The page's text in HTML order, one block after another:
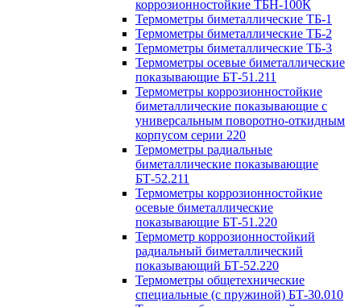
коррозионностойкие ТБН-100К
Термометры биметаллические ТБ-1
Термометры биметаллические ТБ-2
Термометры биметаллические ТБ-3
Термометры осевые биметаллические
показывающие БТ-51.211
Термометры коррозионностойкие
биметаллические показывающие с
универсальным поворотно-откидным
корпусом серии 220
Термометры радиальные
биметаллические показывающие
БТ-52.211
Термометры коррозионностойкие
осевые биметаллические
показывающие БТ-51.220
Термометр коррозионностойкий
радиальный биметаллический
показывающий БТ-52.220
Термометры общетехнические
специальные (с пружиной) БТ-30.010